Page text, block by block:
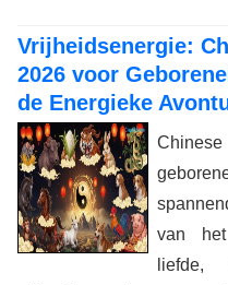
Vrijheidsenergie:
2026 voor
de Energieke
van
liefde,